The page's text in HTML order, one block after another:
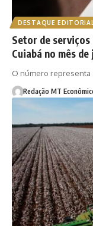
DESTAQUE
Setor de serviços
Cuiabá no mês de
O número representa
Redação MT